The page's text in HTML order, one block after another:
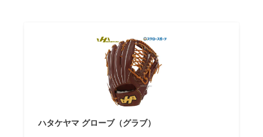
ハタケヤマ グローブ（グラブ）